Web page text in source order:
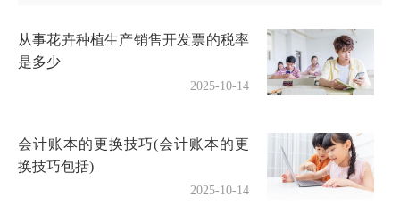
从事花卉种植生产销售开发票的税率
是多少
2025-10-14
会计账本的更换技巧(会计账本的更
换技巧包括)
2025-10-14